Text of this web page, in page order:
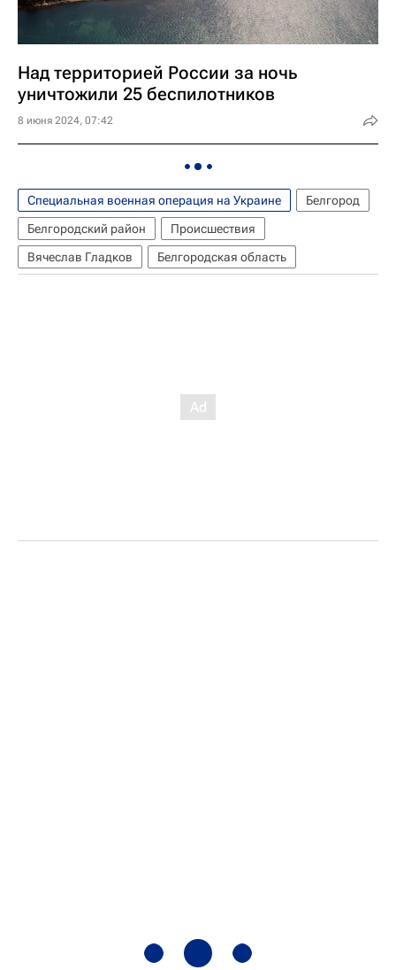
Над территорией России за ночь
уничтожили 25 беспилотников
8 июня 2024, 07:42
Специальная военная операция на Украине
Белгород
Белгородский район
Происшествия
Вячеслав Гладков
Белгородская область